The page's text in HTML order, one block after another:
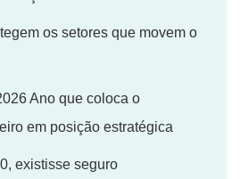
os setores que movem o
Ano que coloca o
em posição estratégica
existisse seguro